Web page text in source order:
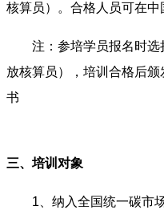
核算员）。合格人员可在中
注：参培学员报名时
放核算员），培训合格后
书
三、培训对象
1、纳入全国统一碳市